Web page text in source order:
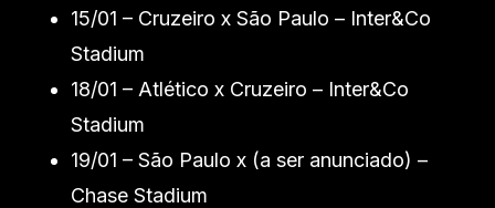
15/01 – Cruzeiro x São Paulo – Inter&Co
Stadium
18/01 – Atlético x Cruzeiro – Inter&Co
Stadium
19/01 – São Paulo x (a ser anunciado) –
Chase Stadium